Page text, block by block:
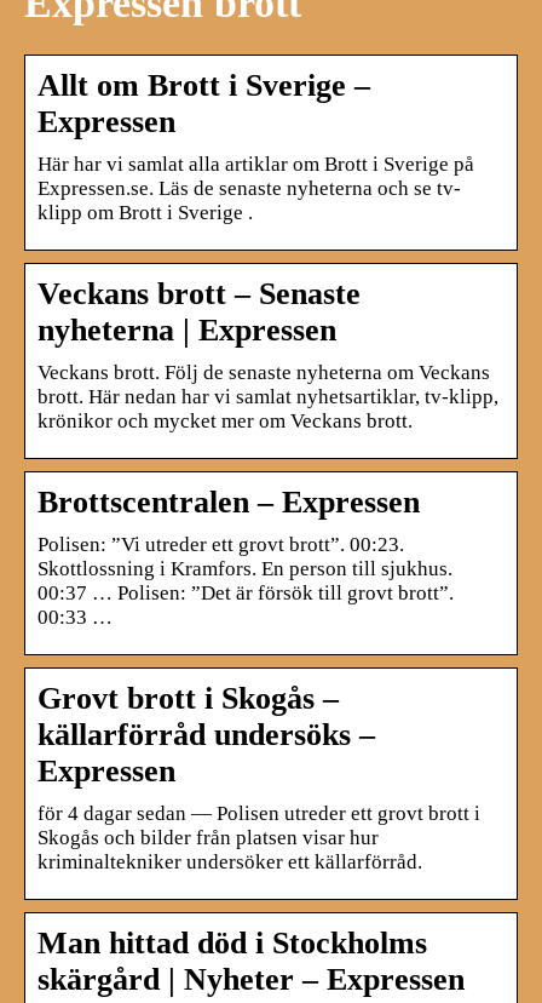
Allt om Brott i Sverige –
Expressen
Här har vi samlat alla artiklar om Brott i Sverige på
Expressen.se. Läs de senaste nyheterna och se tv-
klipp om Brott i Sverige .
Veckans brott – Senaste
nyheterna | Expressen
Veckans brott. Följ de senaste nyheterna om Veckans
brott. Här nedan har vi samlat nyhetsartiklar, tv-klipp,
krönikor och mycket mer om Veckans brott.
Brottscentralen – Expressen
Polisen: ”Vi utreder ett grovt brott”. 00:23.
Skottlossning i Kramfors. En person till sjukhus.
00:37 … Polisen: ”Det är försök till grovt brott”.
00:33 …
Grovt brott i Skogås –
källarförråd undersöks –
Expressen
för 4 dagar sedan — Polisen utreder ett grovt brott i
Skogås och bilder från platsen visar hur
kriminaltekniker undersöker ett källarförråd.
Man hittad död i Stockholms
skärgård | Nyheter – Expressen